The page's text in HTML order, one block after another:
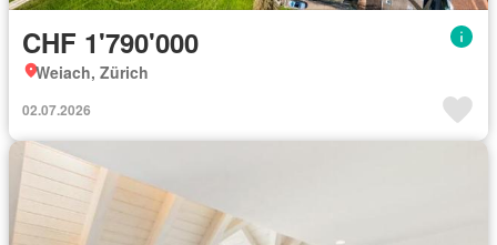
CHF 1'790'000
Weiach, Zürich
02.07.2026